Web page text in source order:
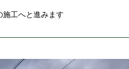
工へと進みます